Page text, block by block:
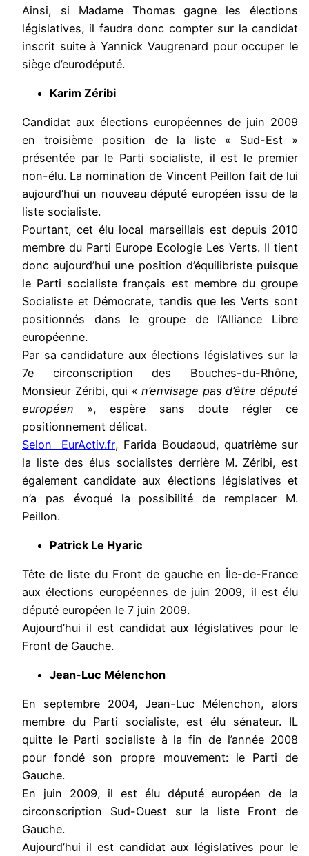
Ainsi, si Madame Thomas gagne les élections
législatives, il faudra donc compter sur la candidat
inscrit suite à Yannick Vaugrenard pour occuper le
siège d’eurodéputé.
Karim Zéribi
Candidat aux élections européennes de juin 2009
en troisième position de la liste « Sud-Est »
présentée par le Parti socialiste, il est le premier
non-élu. La nomination de Vincent Peillon fait de lui
aujourd’hui un nouveau député européen issu de la
liste socialiste.
Pourtant, cet élu local marseillais est depuis 2010
membre du Parti Europe Ecologie Les Verts. Il tient
donc aujourd’hui une position d’équilibriste puisque
le Parti socialiste français est membre du groupe
Socialiste et Démocrate, tandis que les Verts sont
positionnés dans le groupe de l’Alliance Libre
européenne.
Par sa candidature aux élections législatives sur la
7e circonscription des Bouches-du-Rhône,
Monsieur Zéribi, qui « n’envisage pas d’être député
européen », espère sans doute régler ce
positionnement délicat.
Selon EurActiv.fr, Farida Boudaoud, quatrième sur
la liste des élus socialistes derrière M. Zéribi, est
également candidate aux élections législatives et
n’a pas évoqué la possibilité de remplacer M.
Peillon.
Patrick Le Hyaric
Tête de liste du Front de gauche en Île-de-France
aux élections européennes de juin 2009, il est élu
député européen le 7 juin 2009.
Aujourd’hui il est candidat aux législatives pour le
Front de Gauche.
Jean-Luc Mélenchon
En septembre 2004, Jean-Luc Mélenchon, alors
membre du Parti socialiste, est élu sénateur. IL
quitte le Parti socialiste à la fin de l’année 2008
pour fondé son propre mouvement: le Parti de
Gauche.
En juin 2009, il est élu député européen de la
circonscription Sud-Ouest sur la liste Front de
Gauche.
Aujourd’hui il est candidat aux législatives pour le